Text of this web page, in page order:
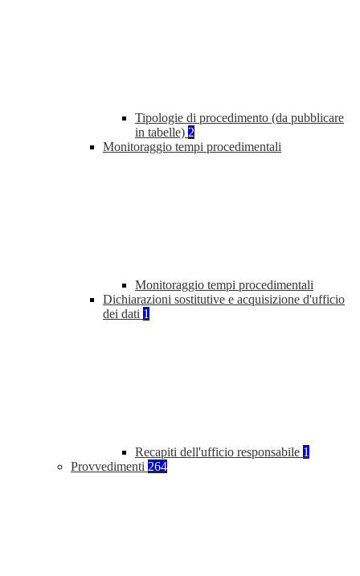
Tipologie di procedimento (da pubblicare
in tabelle) 2
Monitoraggio tempi procedimentali
Monitoraggio tempi procedimentali
Dichiarazioni sostitutive e acquisizione d'ufficio
dei dati 1
Recapiti dell'ufficio responsabile 1
Provvedimenti 264